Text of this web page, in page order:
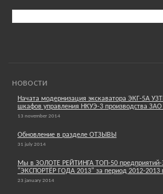
НОВОСТИ
Начата модернизация экскаватора ЭКГ-5А
шкафов управления НКУЭ-3 производства
13 november 2014
Обновление в разделе ОТЗЫВЫ
31 july 2014
Мы в ЗОЛОТЕ РЕЙТИНГА ТОП-50
"ЭКСПОРТЁР ГОДА 2013" за период 2012-2013
23 january 2014